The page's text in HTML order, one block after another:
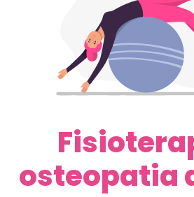
osteopatia